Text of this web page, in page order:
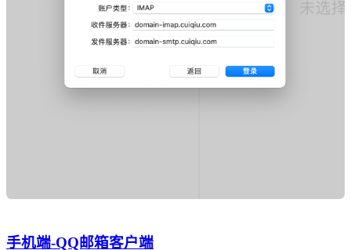
手机端-QQ邮箱客户端